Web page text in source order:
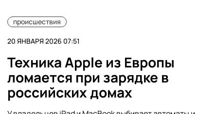
происшествия
20 ЯНВАРЯ 2026 07:51
Техника Apple из Европы
ломается при зарядке в
российских домах